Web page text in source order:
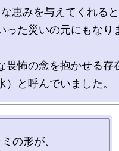
恵みを与えてくれる
った災いの元にもなり
畏怖の念を抱かせる存
の形が、